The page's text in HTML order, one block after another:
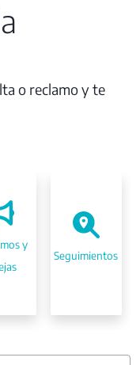
o reclamo y te
y
Seguimientos